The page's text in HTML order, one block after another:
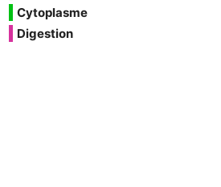
Cytoplasme
Digestion